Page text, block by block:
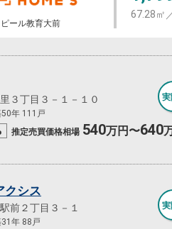
ール教育大前
67.28㎡
３丁目３－１－１０
年 111戸
実
推定売買価格相場 540万円〜640
クシス
前２丁目３－１
年 88戸
実